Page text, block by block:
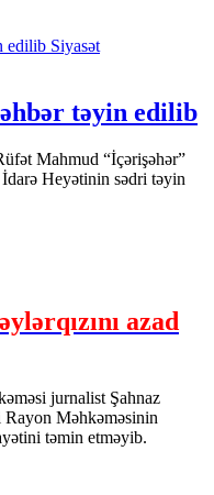
Siyasət
təyin edilib
Mahmud “İçərişəhər”
Heyətinin sədri təyin
azad
jurnalist Şahnaz
Rayon Məhkəməsinin
təmin etməyib.